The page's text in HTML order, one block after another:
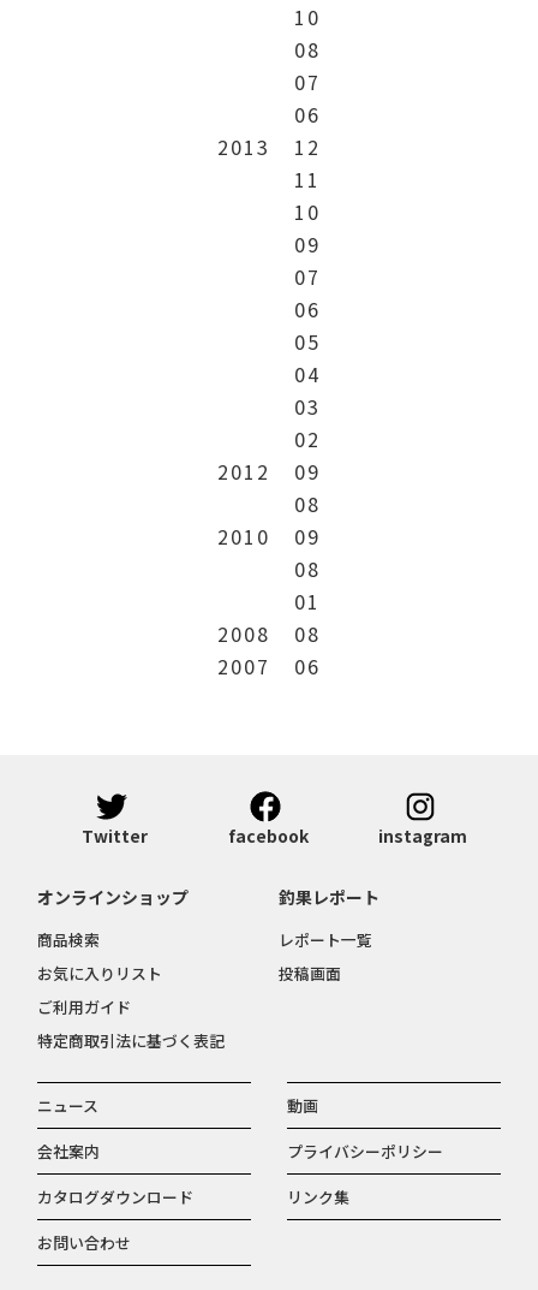
10
08
07
06
2013
12
11
10
09
07
06
05
04
03
02
2012
09
08
2010
09
08
01
2008
08
2007
06
Twitter facebook instagram
ニュース
動画
会社案内
プライバシーポリシー
カタログダウンロード
リンク集
お問い合わせ
オンラインショップ
商品検索
お気に入りリスト
ご利用ガイド
特定商取引法に基づく表記
釣果レポート
レポート一覧
投稿画面